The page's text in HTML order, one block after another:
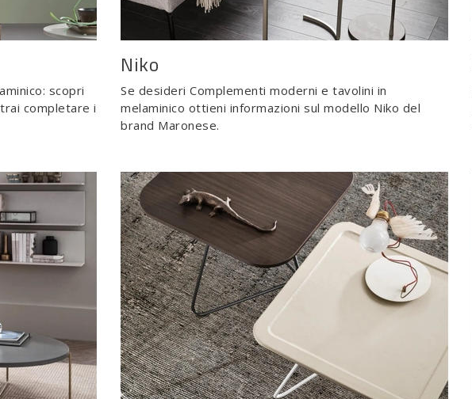
scopri
completare i
Niko
Se desideri Complementi moderni e tavolini in
melaminico ottieni informazioni sul modello Niko del
brand Maronese.